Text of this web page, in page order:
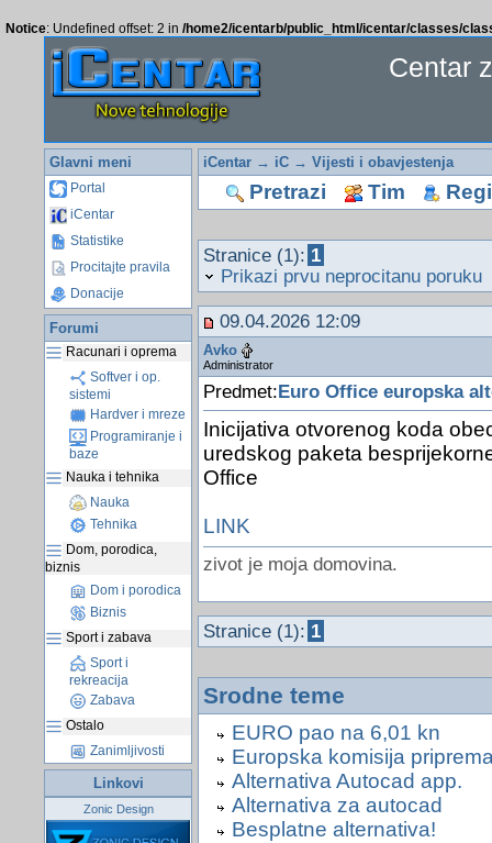
Notice: Undefined offset: 2 in /home2/icentarb/public_html/icentar/classes/
Centar
Glavni meni
Portal
iCentar
Statistike
Procitajte pravila
Donacije
Forumi
Racunari i oprema
Softver i op.
sistemi
Hardver i mreze
Programiranje i
baze
Nauka i tehnika
Nauka
Tehnika
Dom, porodica,
biznis
Dom i porodica
Biznis
Sport i zabava
Sport i
rekreacija
Zabava
Ostalo
Zanimljivosti
Linkovi
Zonic Design
iCentar→ iC→ Vijesti i obavjestenja
Pretrazi Tim
Stranice (1): 1
Prikazi prvu neprocitanu poruku
09.04.2026 12:09
Avko
Administrator
Predmet: Euro Office europska
Inicijativa otvorenog koda
uredskog paketa
Office
LINK
zivot je moja domovina.
Stranice (1): 1
Srodne teme
EURO pao na 6,01 kn
Europska komisija
Alternativa Autocad app.
Alternativa za autocad
Besplatne alternativa!